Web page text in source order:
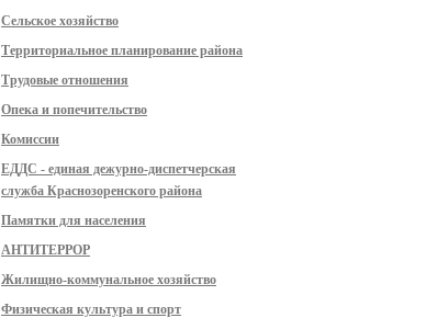
Сельское хозяйство
Территориальное планирование района
Трудовые отношения
Опека и попечительство
Комиссии
ЕДДС - единая дежурно-диспетчерская
служба Краснозоренского района
Памятки для населения
АНТИТЕРРОР
Жилищно-коммунальное хозяйство
Физическая культура и спорт